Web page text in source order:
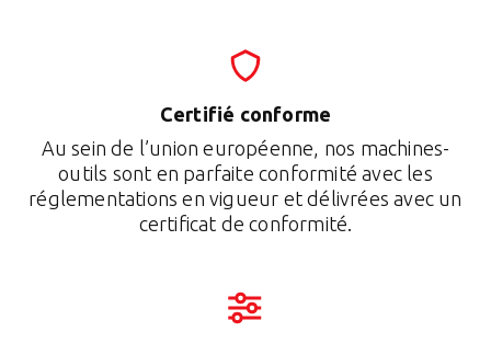
Certifié conforme
Au sein de l’union européenne, nos machines-
outils sont en parfaite conformité avec les
réglementations en vigueur et délivrées avec un
certificat de conformité.